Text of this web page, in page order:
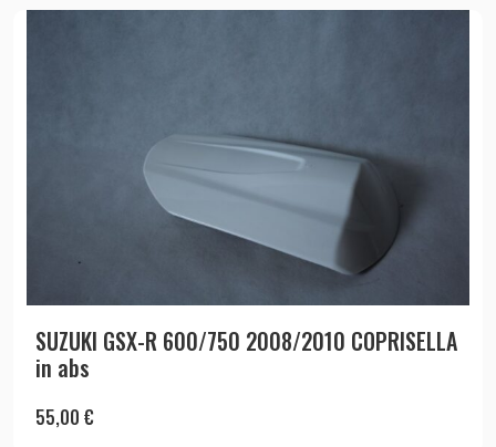
SUZUKI GSX-R 600/750 2008/2010 COPRISELLA
in abs
55,00 €